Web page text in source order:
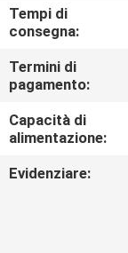
RICHIEDA
UNA
CITAZIONE
DEL
Tempi di
consegna:
Termini di
pagamento:
Capacità di
alimentazione:
Evidenziare: